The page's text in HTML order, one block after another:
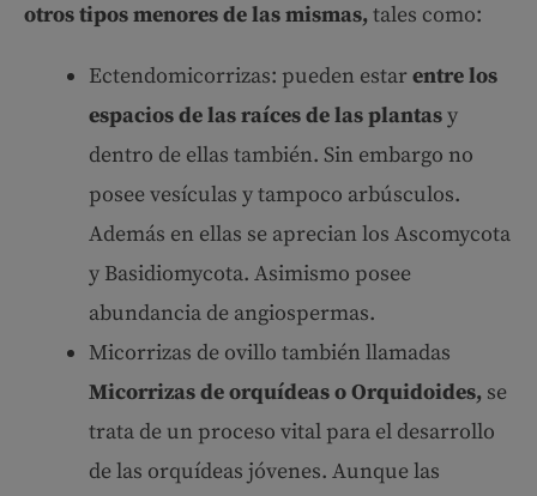
otros tipos menores de las mismas, tales como:
Ectendomicorrizas: pueden estarentre los
espacios de las raíces de las plantasy
dentro de ellas también. Sin embargo no
posee vesículas y tampoco arbúsculos.
Además en ellas se aprecian los Ascomycota
y Basidiomycota. Asimismo posee
abundancia de angiospermas.
Micorrizas de ovillo también llamadas
Micorrizas de orquídeas o Orquidoides, se
trata de un proceso vital para el desarrollo
de las orquídeas jóvenes. Aunque las